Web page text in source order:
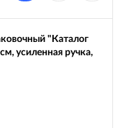
"Каталог
усиленная ручка,